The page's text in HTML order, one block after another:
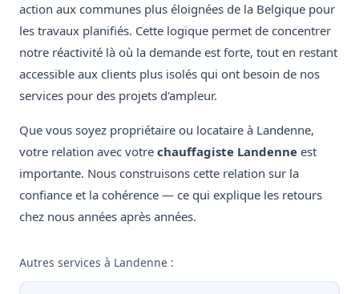
action aux communes plus éloignées de la Belgique pour
les travaux planifiés. Cette logique permet de concentrer
notre réactivité là où la demande est forte, tout en restant
accessible aux clients plus isolés qui ont besoin de nos
services pour des projets d'ampleur.
Que vous soyez propriétaire ou locataire à Landenne,
votre relation avec votre chauffagiste Landenne est
importante. Nous construisons cette relation sur la
confiance et la cohérence — ce qui explique les retours
chez nous années après années.
Autres services à Landenne :